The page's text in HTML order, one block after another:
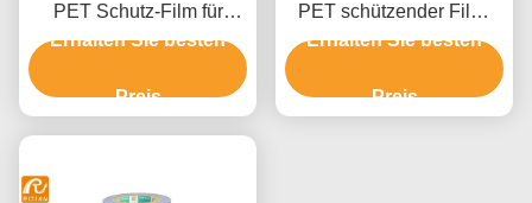
PET Schutz-Film für
zusammengesetzte
Erhalten Sie besten
Preis
PET schützender Film-
Shatterproof Fenster-Film
Erhalten Sie besten
Preis